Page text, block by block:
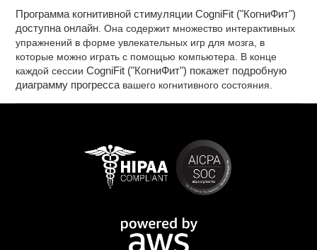
Программа когнитивной стимуляции CogniFit ("КогниФит")
доступна онлайн. Она содержит множество интерактивных
упражнений в форме увлекательных игр для мозга, в
которые можно играть с помощью компьютера. В конце
каждой сессииCogniFit ("КогниФит") покажет подробную
диаграмму прогрессавашего когнитивного состояния.